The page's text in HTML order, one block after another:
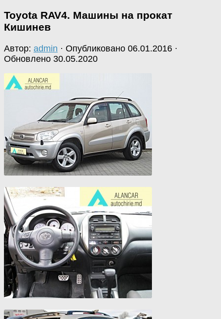
Toyota RAV4. Машины на прокат
Кишинев
Автор: admin · Опубликовано 06.01.2016 ·
Обновлено 30.05.2020